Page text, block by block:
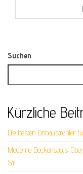
Suchen
Kürzliche
Die besten Einbaustrahler
Moderne Deckenspots:
Stil